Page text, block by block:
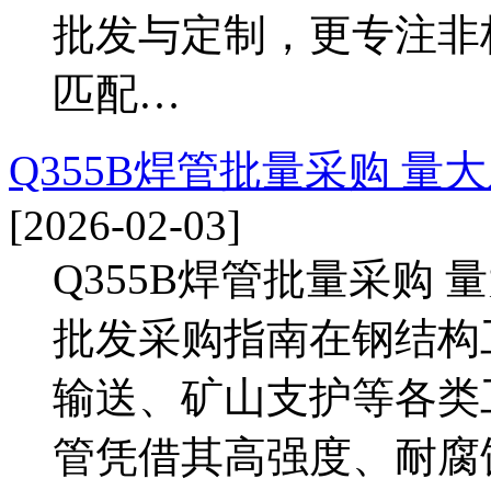
批发与定制，更专注
匹配…
Q355B焊管批量采购 量
[2026-02-03]
Q355B焊管批量采购
批发采购指南在钢结
输送、矿山支护等各
管凭借其高强度、耐